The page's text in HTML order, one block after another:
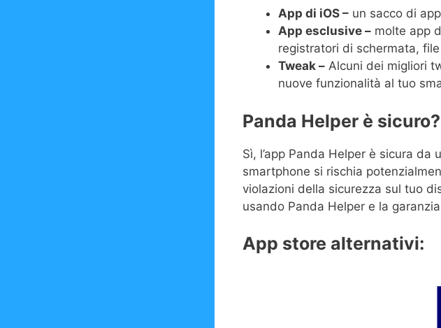
App di iOS – un sacco di
App esclusive – molte app
registratori di schermata,
Tweak – Alcuni dei migliori
nuove funzionalità al tuo
Panda Helper è sicuro?
Sì, l’app Panda Helper è sicura
smartphone si rischia
violazioni della sicurezza sul tuo
usando Panda Helper e la
App store alternativi: